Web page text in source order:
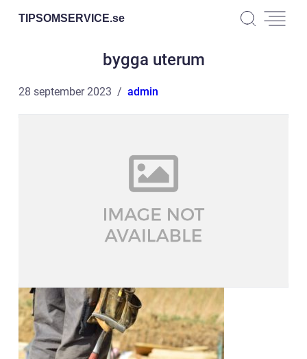
TIPSOMSERVICE.se
bygga uterum
28 september 2023 admin